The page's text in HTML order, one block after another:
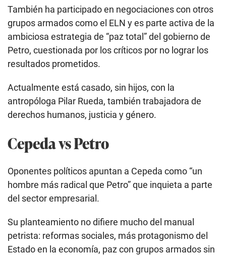
También ha participado en negociaciones con otros
grupos armados como el ELN y es parte activa de la
ambiciosa estrategia de “paz total” del gobierno de
Petro, cuestionada por los críticos por no lograr los
resultados prometidos.
Actualmente está casado, sin hijos, con la
antropóloga Pilar Rueda, también trabajadora de
derechos humanos, justicia y género.
Cepeda vs Petro
Oponentes políticos apuntan a Cepeda como “un
hombre más radical que Petro” que inquieta a parte
del sector empresarial.
Su planteamiento no difiere mucho del manual
petrista: reformas sociales, más protagonismo del
Estado en la economía, paz con grupos armados sin